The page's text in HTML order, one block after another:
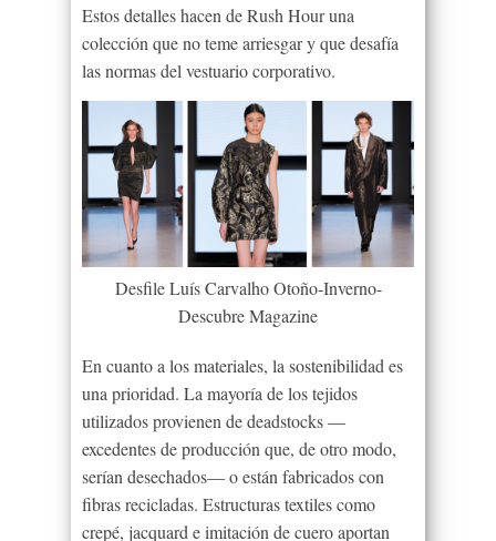
Estos detalles hacen de Rush Hour una
colección que no teme arriesgar y que desafía
las normas del vestuario corporativo.
Desfile Luís Carvalho Otoño-Inverno-
Descubre Magazine
En cuanto a los materiales, la sostenibilidad es
una prioridad. La mayoría de los tejidos
utilizados provienen de deadstocks —
excedentes de producción que, de otro modo,
serían desechados— o están fabricados con
fibras recicladas. Estructuras textiles como
crepé, jacquard e imitación de cuero aportan